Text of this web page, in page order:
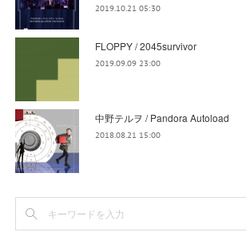
2019.10.21 05:30
FLOPPY / 2045survivor
2019.09.09 23:00
中野テルヲ / Pandora Autoload
2018.08.21 15:00